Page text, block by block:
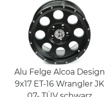
Alu Felge Alcoa Design
9x17 ET-16 Wrangler JK